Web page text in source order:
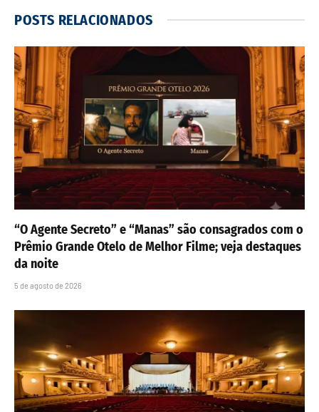
POSTS RELACIONADOS
“O Agente Secreto” e “Manas” são consagrados com o
Prêmio Grande Otelo de Melhor Filme; veja destaques
da noite
5 de agosto de 2026